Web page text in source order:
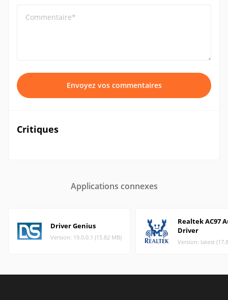
Commentaire*
Envoyez vos commentaires
Critiques
Applications connexes
Driver Genius
Version: 19.0.0.1 (15.82 MB)
Realtek AC97
Driver
Version: latest